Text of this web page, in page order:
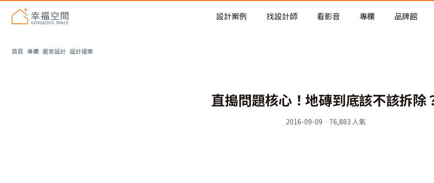
老屋預算分配與高 CP 值煥新術
設計案例 找設計師 看影音 專欄 品牌館
首頁 專欄 居家設計 設計提案
直搗問題核心！地磚到底該不該拆除
2016-09-09 · 76,883 人氣